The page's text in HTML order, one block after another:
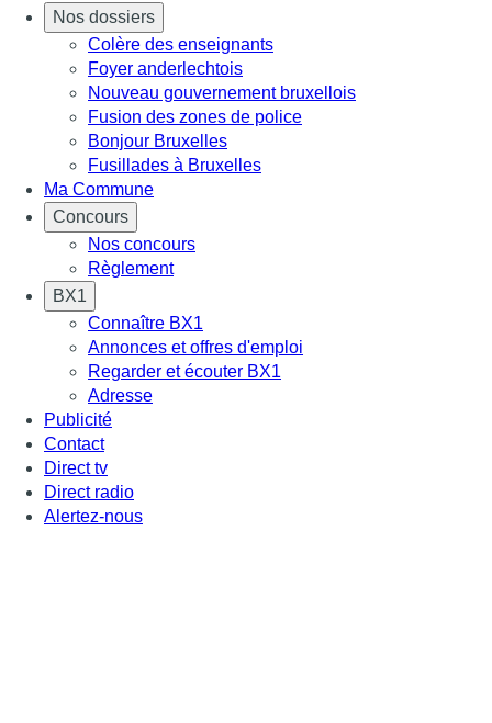
Nos dossiers
Colère des enseignants
Foyer anderlechtois
Nouveau gouvernement bruxellois
Fusion des zones de police
Bonjour Bruxelles
Fusillades à Bruxelles
Ma Commune
Concours
Nos concours
Règlement
BX1
Connaître BX1
Annonces et offres d'emploi
Regarder et écouter BX1
Adresse
Publicité
Contact
Direct tv
Direct radio
Alertez-nous